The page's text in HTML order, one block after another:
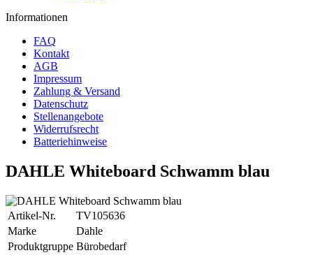
Informationen
FAQ
Kontakt
AGB
Impressum
Zahlung & Versand
Datenschutz
Stellenangebote
Widerrufsrecht
Batteriehinweise
DAHLE Whiteboard Schwamm blau
Artikel-Nr.
TV105636
Marke
Dahle
Produktgruppe Bürobedarf